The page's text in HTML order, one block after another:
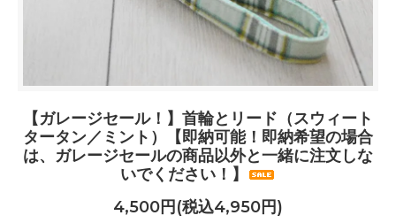
【ガレージセール！】首輪とリード（スウィート
タータン／ミント）【即納可能！即納希望の場合
は、ガレージセールの商品以外と一緒に注文しな
いでください！】
4,500円(税込4,950円)